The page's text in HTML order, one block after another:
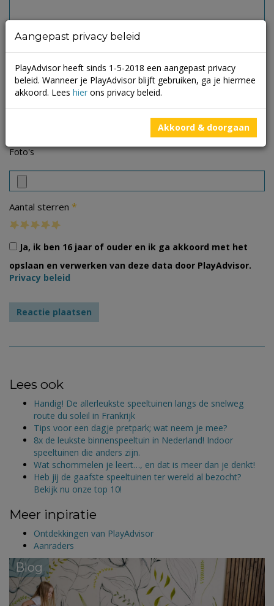
Foto's
Aantal sterren *
Ja, ik ben 16 jaar of ouder en ik ga akkoord met het
opslaan en verwerken van deze data door PlayAdvisor.
Privacy beleid
Lees ook
Handig! De allerleukste speeltuinen langs de snelweg
route du soleil in Frankrijk
Tips voor een dagje pretpark; wat neem je mee?
8x de leukste binnenspeeltuin in Nederland! Indoor
speeltuinen die anders zijn.
Wat schommelen je leert…, en dat is meer dan je denkt!
Heb jij de gaafste speeltuinen ter wereld al bezocht?
Bekijk nu onze top 10!
Meer inpiratie
Ontdekkingen van PlayAdvisor
Aanraders
Blog
Aangepast privacy beleid
PlayAdvisor heeft sinds 1-5-2018 een aangepast privacy
beleid. Wanneer je PlayAdvisor blijft gebruiken, ga je hiermee
akkoord. Lees hier ons privacy beleid.
Akkoord & doorgaan